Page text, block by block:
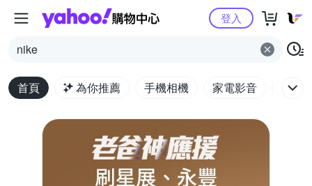
Yahoo購物中心
nike
登入
首頁 為你推薦 手機相機 家電影音 電腦